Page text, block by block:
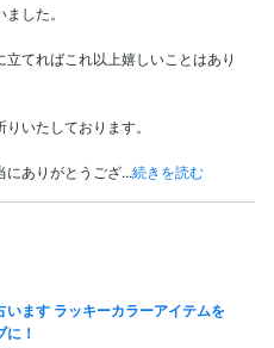
した。
てればこれ以上嬉しいことはあり
いたしております。
にありがとうござ...続きを読む
ます ラッキーカラーアイテムを
！